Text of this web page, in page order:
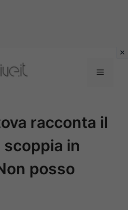
Menu
racconta il
scoppia in
posso